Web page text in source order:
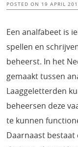
POSTED ON 19 APRIL
Een analfabeet is
spellen en
beheerst. In het
gemaakt tussen
Laaggeletterden
beheersen deze
te kunnen
Daarnaast